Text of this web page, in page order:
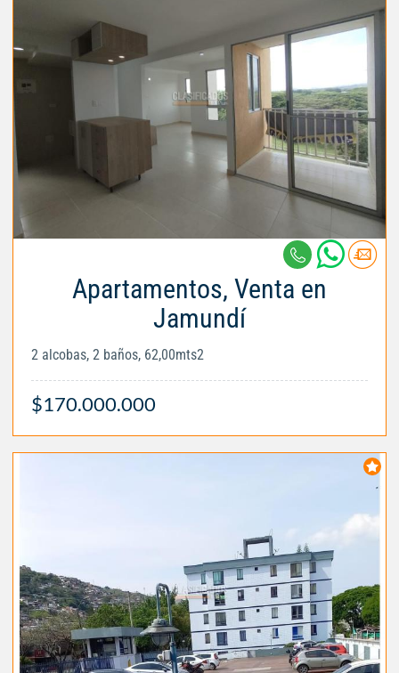
Apartamentos, Venta en
Jamundí
2 alcobas, 2 baños, 62,00mts2
$170.000.000